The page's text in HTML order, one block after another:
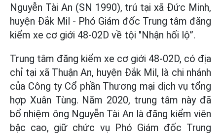
Nguyễn Tài An (SN 1990), trú tại xã Đức Minh,
huyện Đắk Mil - Phó Giám đốc Trung tâm đăng
kiểm xe cơ giới 48-02D về tội "Nhận hối lộ”.
Trung tâm đăng kiểm xe cơ giới 48-02D, có địa
chỉ tại xã Thuận An, huyện Đắk Mil, là chi nhánh
của Công ty Cổ phần Thương mại dịch vụ tổng
hợp Xuân Tùng. Năm 2020, trung tâm này đã
bổ nhiệm ông Nguyễn Tài An là đăng kiểm viên
bậc cao, giữ chức vụ Phó Giám đốc Trung